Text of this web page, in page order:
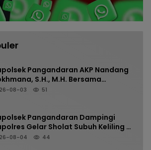
Pangandaran AKP Nandang
S.H., M.H. Bersama
Cek TKP Kebakaran Ruko
08-03 51
Pangandaran Dampingi
Gelar Sholat Subuh Keliling di
Jami Al-Furqon, Pererat
08-04 44